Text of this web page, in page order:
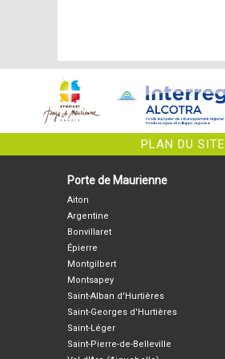
PLAN DU SITE
Porte de Maurienne
Aiton
Argentine
Bonvillaret
Épierre
Montgilbert
Montsapey
Saint-Alban d'Hurtières
Saint-Georges d'Hurtières
Saint-Léger
Saint-Pierre-de-Belleville